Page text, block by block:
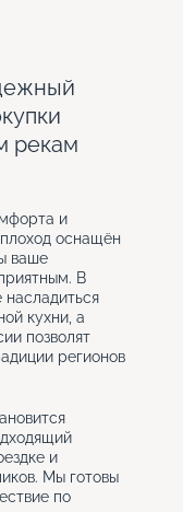
рекам
и
оснащён
ваше
В
кухни, а
позволят
регионов
и
Мы готовы
по